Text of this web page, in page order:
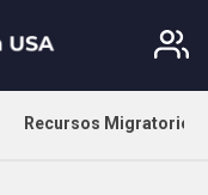
Recursos Migratorios